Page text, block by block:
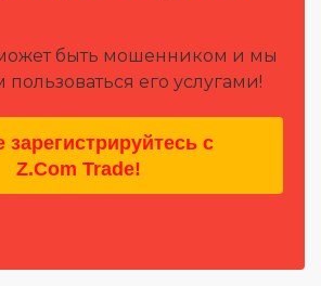
быть мошенником и мы
пользоваться его услугами!
с
Z.Com Trade!